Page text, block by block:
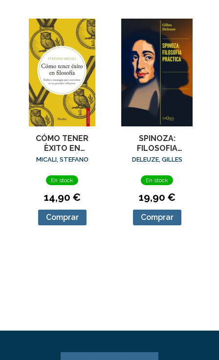
CÓMO TENER
ÈXITO EN
FILOSOFÍA
MICALI, STEFANO
En stock
14,90 €
Comprar
SPINOZA:
FILOSOFIA
PRACTICA
DELEUZE, GILLES
En stock
19,90 €
Comprar